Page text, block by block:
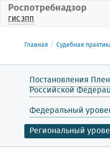
Роспотребнадзор
ГИС ЗПП
Главная Судебная
Постановления
Российской
Федеральный
Региональный